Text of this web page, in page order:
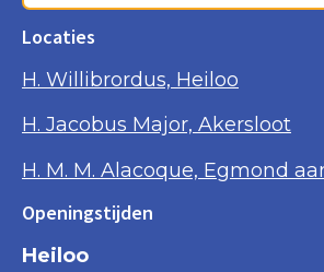
Locaties
H. Willibrordus, Heiloo
H. Jacobus Major, Akersloot
H. M. M. Alacoque, Egmond
Openingstijden
Heiloo